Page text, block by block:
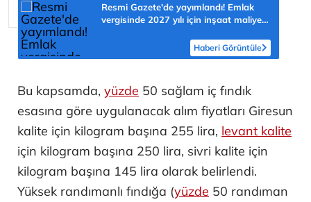
Resmi Gazete'de yayımlandı! Emlak
vergisinde 2027 yılı için inşaat maliyet
Haberi Görüntüle
Bu kapsamda, yüzde 50 sağlam iç fındık
esasına göre uygulanacak alım fiyatları Giresun
kalite için kilogram başına 255 lira, levant kalite
için kilogram başına 250 lira, sivri kalite için
kilogram başına 145 lira olarak belirlendi.
Yüksek randımanlı fındığa (yüzde 50 randıman